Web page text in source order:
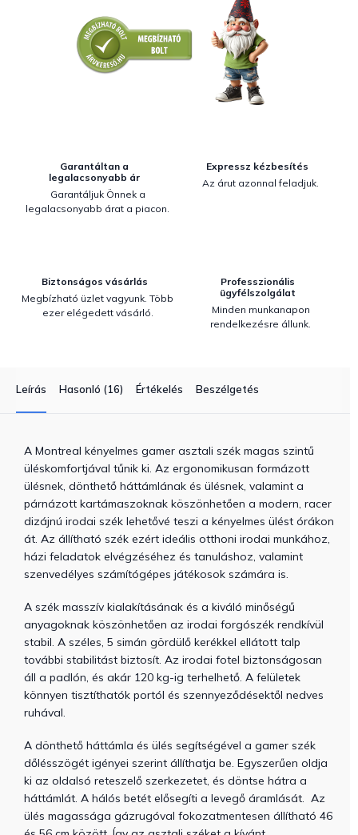
Garantáltan a
legalacsonyabb ár
Garantáljuk Önnek a
legalacsonyabb árat a piacon.
Expressz kézbesítés
Az árut azonnal feladjuk.
Biztonságos vásárlás
Megbízható üzlet vagyunk. Több
ezer elégedett vásárló.
Professzionális
ügyfélszolgálat
Minden munkanapon
rendelkezésre állunk.
Leírás Hasonló (16) Értékelés Beszélgetés
A Montreal kényelmes gamer asztali szék magas szintű
üléskomfortjával tűnik ki. Az ergonomikusan formázott
ülésnek, dönthető háttámlának és ülésnek, valamint a
párnázott kartámaszoknak köszönhetően a modern, racer
dizájnú irodai szék lehetővé teszi a kényelmes ülést órákon
át. Az állítható szék ezért ideális otthoni irodai munkához,
házi feladatok elvégzéséhez és tanuláshoz, valamint
szenvedélyes számítógépes játékosok számára is.
A szék masszív kialakításának és a kiváló minőségű
anyagoknak köszönhetően az irodai forgószék rendkívül
stabil. A széles, 5 simán gördülő kerékkel ellátott talp
további stabilitást biztosít. Az irodai fotel biztonságosan
áll a padlón, és akár 120 kg-ig terhelhető. A felületek
könnyen tisztíthatók portól és szennyeződésektől nedves
ruhával.
A dönthető háttámla és ülés segítségével a gamer szék
dőlésszögét igényei szerint állíthatja be. Egyszerűen oldja
ki az oldalsó reteszelő szerkezetet, és döntse hátra a
háttámlát. A hálós betét elősegíti a levegő áramlását. Az
ülés magassága gázrugóval fokozatmentesen állítható 46